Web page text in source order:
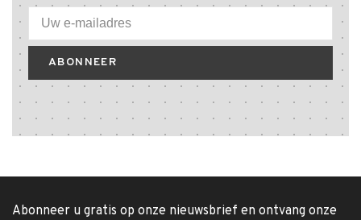
ABONNEER
Abonneer u gratis op onze nieuwsbrief en ontvang onze